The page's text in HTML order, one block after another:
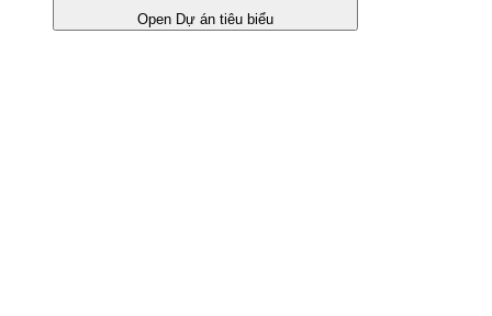
Open Dự án tiêu biểu